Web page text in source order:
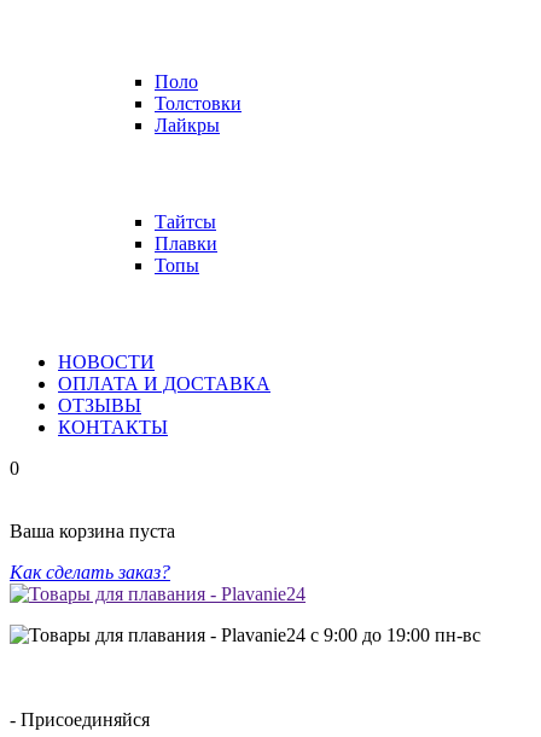
Поло
Толстовки
Лайкры
Тайтсы
Плавки
Топы
НОВОСТИ
ОПЛАТА И ДОСТАВКА
ОТЗЫВЫ
КОНТАКТЫ
0
Ваша корзина пуста
Как сделать заказ?
с 9:00 до 19:00 пн-вс
- Присоединяйся